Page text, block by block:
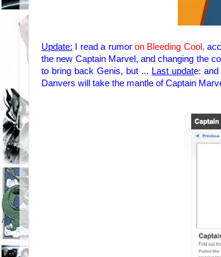
Update: I read a rumor on Bleeding Cool,
the new Captain Marvel, and changing the
to bring back Genis, but ... Last update:
Danvers will take the mantle of Captain